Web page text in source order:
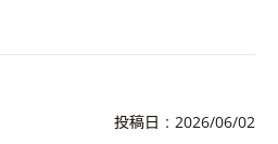
投稿日：2026/06/02